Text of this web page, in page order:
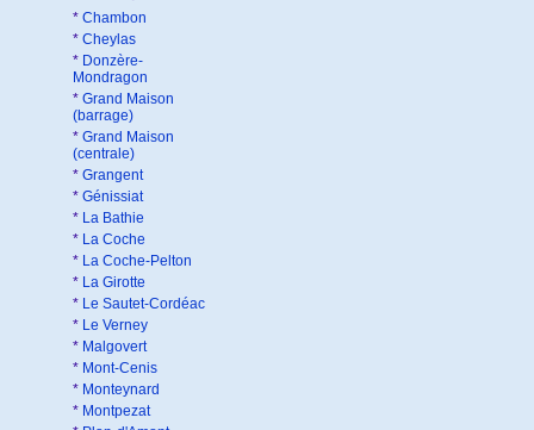
* Chambon
* Cheylas
* Donzère-
Mondragon
* Grand Maison
(barrage)
* Grand Maison
(centrale)
* Grangent
* Génissiat
* La Bathie
* La Coche
* La Coche-Pelton
* La Girotte
* Le Sautet-Cordéac
* Le Verney
* Malgovert
* Mont-Cenis
* Monteynard
* Montpezat